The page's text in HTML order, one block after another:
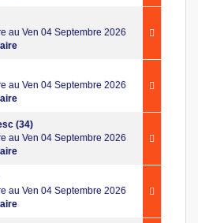
au Ven 04 Septembre 2026
au Ven 04 Septembre 2026
(34)
au Ven 04 Septembre 2026
au Ven 04 Septembre 2026